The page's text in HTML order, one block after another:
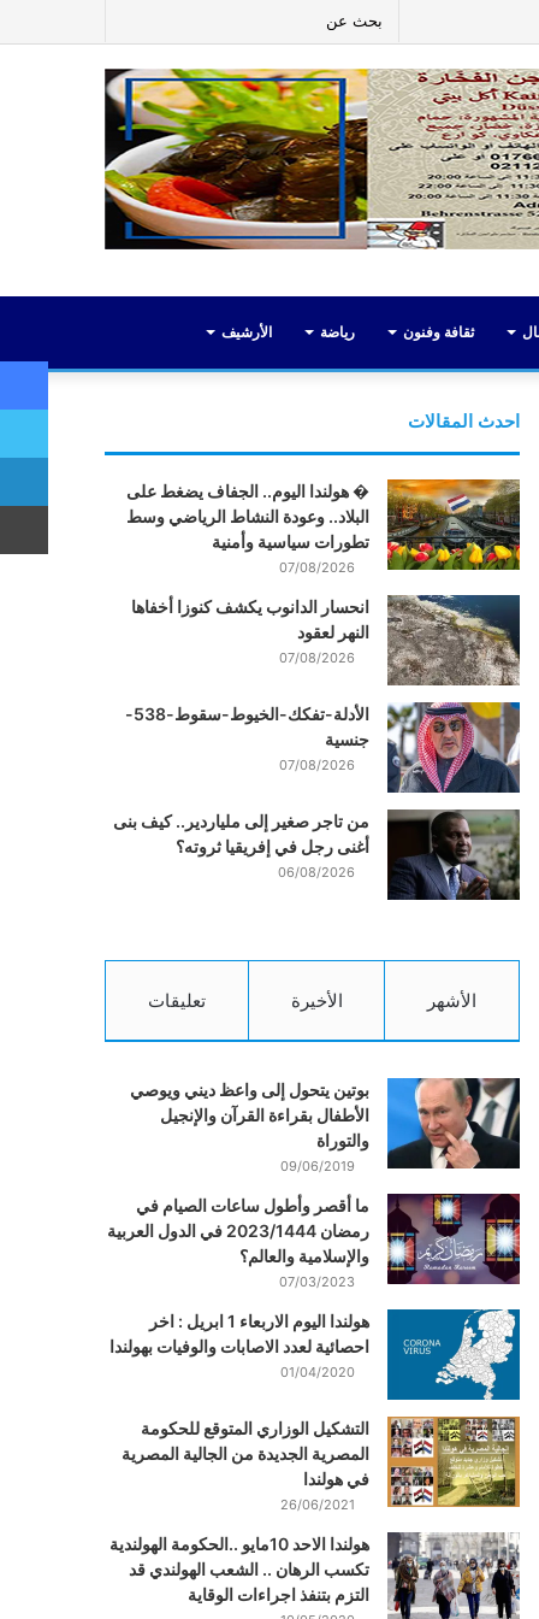
عن
إضافة
عمود
جانبي
ثقافة وفنون رياضة الأرشيف
احدث المقالات
� هولندا اليوم.. الجفاف يضغط على
البلاد.. وعودة النشاط الرياضي وسط
تطورات سياسية وأمنية
07/08/2026
انحسار الدانوب يكشف كنوزا أخفاها
النهر لعقود
07/08/2026
الأدلة-تفكك-الخيوط-سقوط-538-
جنسية
07/08/2026
من تاجر صغير إلى ملياردير.. كيف بنى
أغنى رجل في إفريقيا ثروته؟
06/08/2026
الأشهر الأخيرة تعليقات
بوتين يتحول إلى واعظ ديني ويوصي
الأطفال بقراءة القرآن والإنجيل
والتوراة
09/06/2019
ما أقصر وأطول ساعات الصيام في
رمضان 2023/1444 في الدول العربية
والإسلامية والعالم؟
07/03/2023
هولندا اليوم الاربعاء 1 ابريل : اخر
احصائية لعدد الاصابات والوفيات بهولندا
01/04/2020
التشكيل الوزاري المتوقع للحكومة
المصرية الجديدة من الجالية المصرية
في هولندا
26/06/2021
هولندا الاحد 10مايو ..الحكومة الهولندية
تكسب الرهان .. الشعب الهولندي قد
التزم بتنفذ اجراءات الوقاية